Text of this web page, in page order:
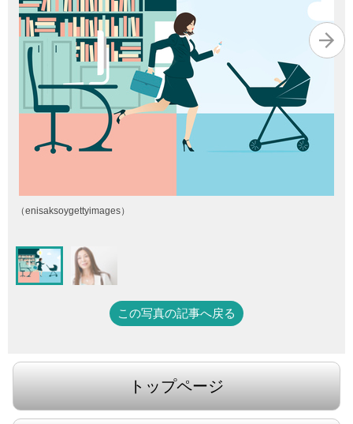
（enisaksoygettyimages）
この写真の記事へ戻る
トップページ